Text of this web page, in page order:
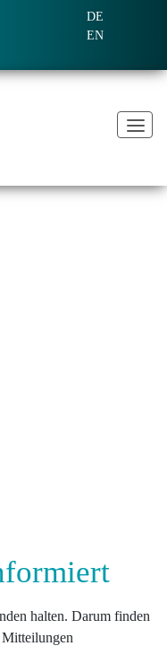
DE
EN
halten. Darum finden
Mitteilungen